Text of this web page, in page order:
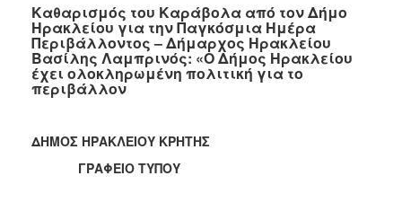
2022
2021
2020
2018
2017
Καθαρισμός του Καράβολα από τον Δήμο
Ηρακλείου για την Παγκόσμια Ημέρα
Περιβάλλοντος – Δήμαρχος Ηρακλείου
Βασίλης Λαμπρινός: «Ο Δήμος Ηρακλείου
έχει ολοκληρωμένη πολιτική για το
περιβάλλον
ΔΗΜΟΣ ΗΡΑΚΛΕΙΟΥ ΚΡΗΤΗΣ
ΓΡΑΦΕΙΟ ΤΥΠΟΥ